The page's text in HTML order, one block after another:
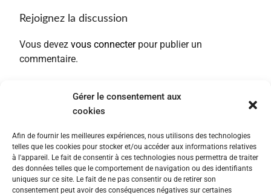
Gérer le consentement aux
cookies
Afin de fournir les meilleures expériences, nous utilisons des technologies
telles que les cookies pour stocker et/ou accéder aux informations relatives
à l'appareil. Le fait de consentir à ces technologies nous permettra de traiter
des données telles que le comportement de navigation ou des identifiants
uniques sur ce site. Le fait de ne pas consentir ou de retirer son
consentement peut avoir des conséquences négatives sur certaines
Rejoignez la discussion
Vous devez vous connecterpour publier un
commentaire.